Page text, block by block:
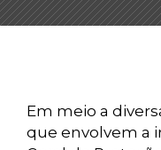
Em meio a
que envolvem a